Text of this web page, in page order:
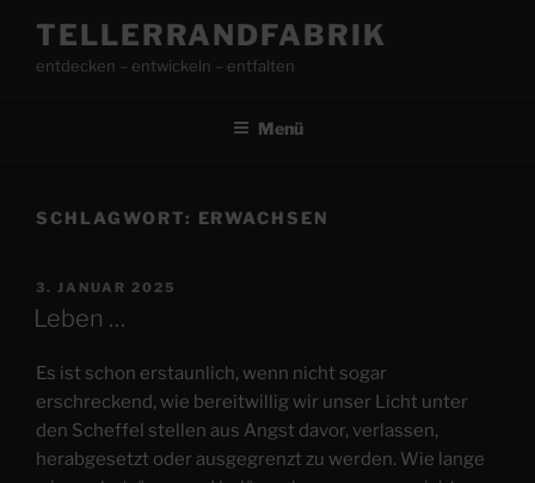
Inhalt
springen
TELLERRANDFABRIK
entdecken – entwickeln – entfalten
Menü
SCHLAGWORT: ERWACHSEN
VERÖFFENTLICHT
AM
3. JANUAR 2025
Leben …
Es ist schon erstaunlich, wenn nicht sogar
erschreckend, wie bereitwillig wir unser Licht unter
den Scheffel stellen aus Angst davor, verlassen,
herabgesetzt oder ausgegrenzt zu werden. Wie lange